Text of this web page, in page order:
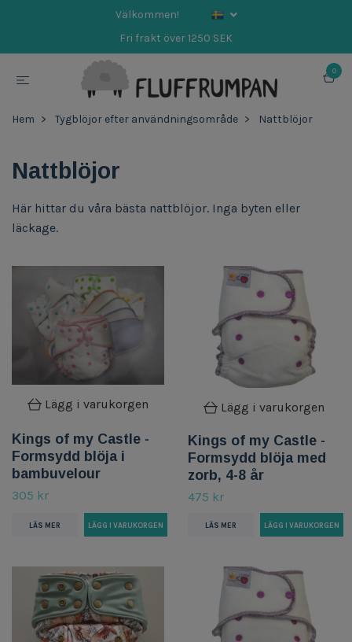
Välkommen!
Fri frakt över 1250 SEK
0
Hem Tygblöjor efter användningsområde Nattblöjor
Nattblöjor
Här hittar du våra bästa nattblöjor. Inga byten eller
läckage.
Lägg i varukorgen
Kings of my Castle -
Formsydd blöja i
bambuvelour
305 kr
LÄS MER
Lägg i varukorgen
Kings of my Castle -
Formsydd blöja med
zorb, 4-8 år
475 kr
LÄS MER